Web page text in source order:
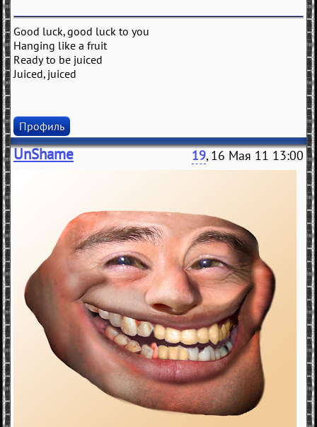
Good luck, good luck to you
Hanging like a fruit
Ready to be juiced
Juiced, juiced
Профиль
UnShame 19, 16 Мая 11 13:00